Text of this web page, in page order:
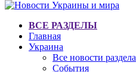
ВСЕ РАЗДЕЛЫ
Главная
Украина
Все новости раздела
События